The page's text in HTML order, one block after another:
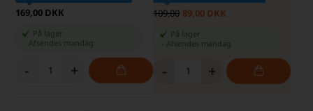
169,00 DKK
På lager
Afsendes mandag
- +
109,00 89,00 DKK
På lager
Afsendes mandag
- +